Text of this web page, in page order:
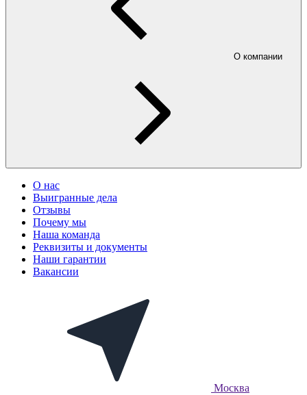
О компании
О нас
Выигранные дела
Отзывы
Почему мы
Наша команда
Реквизиты и документы
Наши гарантии
Вакансии
Москва